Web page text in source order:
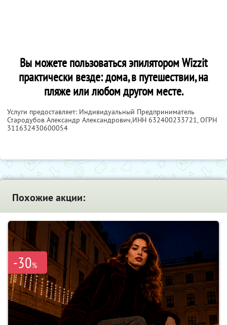
Вы можете пользоваться эпилятором Wizzit
практически везде: дома, в путешествии, на
пляже или любом другом месте.
Услуги предоставляет: Индивидуальный Предприниматель
Стародубов Александр Александрович,ИНН 632400233721, ОГРН
311632430600054
Похожие акции:
-30%